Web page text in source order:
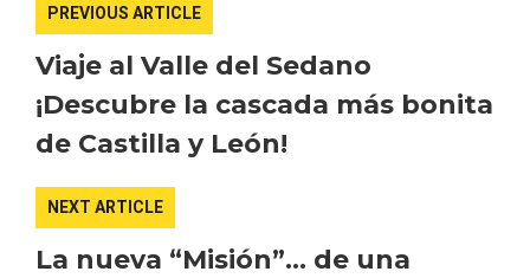
PREVIOUS ARTICLE
Viaje al Valle del Sedano
¡Descubre la cascada más bonita
de Castilla y León!
NEXT ARTICLE
La nueva “Misión”… de una